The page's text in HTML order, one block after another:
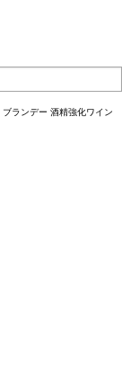
ブランデー 酒精強化ワイン